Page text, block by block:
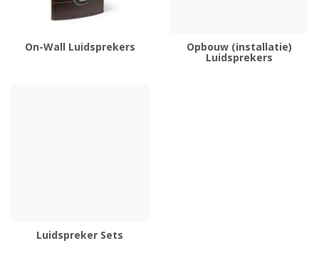
On-Wall Luidsprekers Opbouw (installatie)
Luidsprekers
Luidspreker Sets